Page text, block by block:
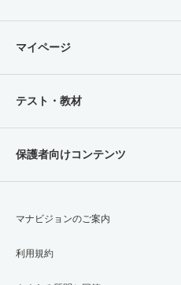
マイページ
テスト・教材
保護者向けコンテンツ
マナビジョンのご案内
利用規約